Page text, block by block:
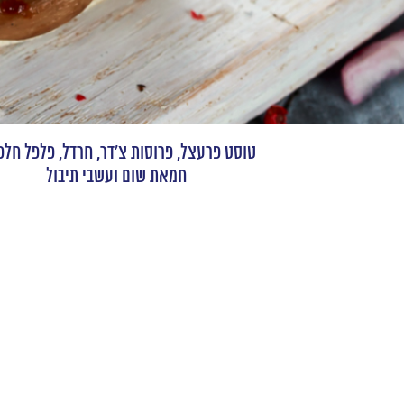
טוסט פרעצל, פרוסות צ'דר, חרדל, פלפל
חמאת שום ועשבי תיבול